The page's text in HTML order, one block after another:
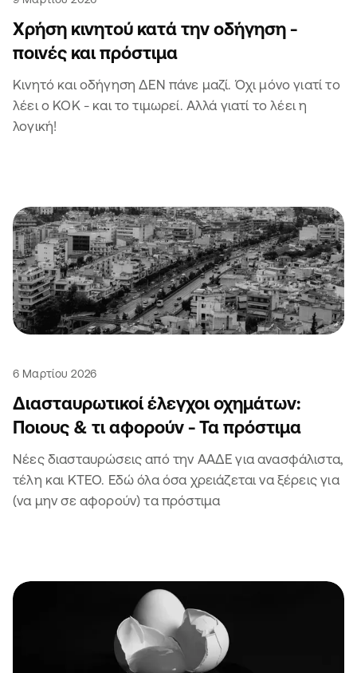
Χρήση κινητού κατά την οδήγηση -
ποινές και πρόστιμα
Κινητό και οδήγηση ΔΕΝ πάνε μαζί. Όχι μόνο γιατί το
λέει ο ΚΟΚ - και το τιμωρεί. Αλλά γιατί το λέει η
λογική!
6 Μαρτίου 2026
Διασταυρωτικοί έλεγχοι οχημάτων:
Ποιους & τι αφορούν - Τα πρόστιμα
Νέες διασταυρώσεις από την ΑΑΔΕ για ανασφάλιστα,
τέλη και ΚΤΕΟ. Εδώ όλα όσα χρειάζεται να ξέρεις για
(να μην σε αφορούν) τα πρόστιμα